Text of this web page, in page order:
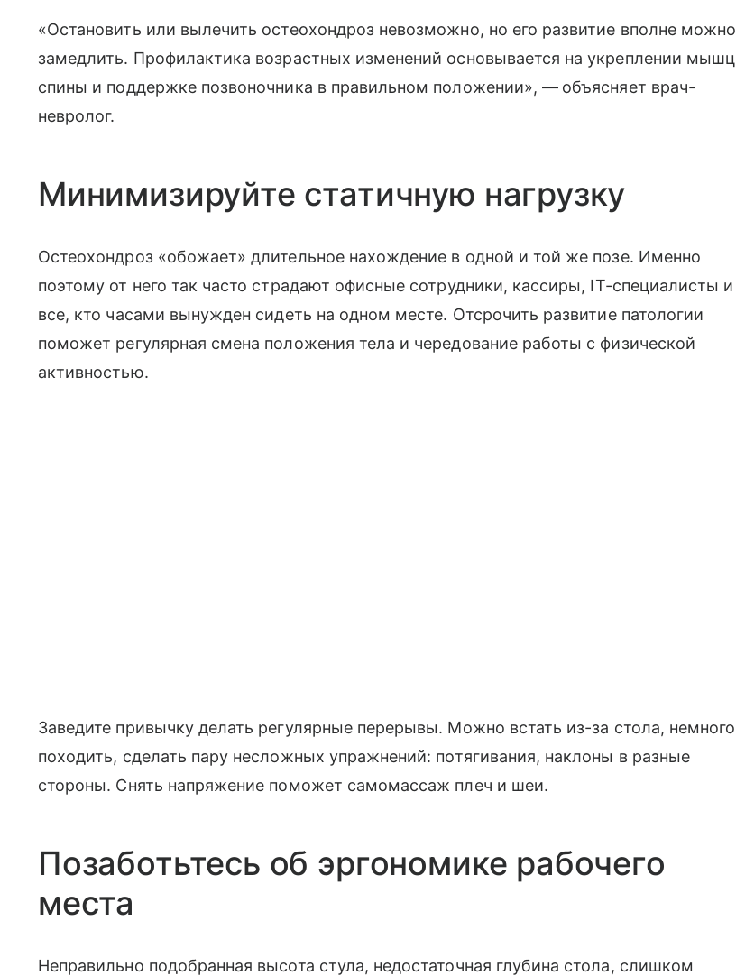
«Остановить или вылечить остеохондроз невозможно, но его развитие вполне можно
замедлить. Профилактика возрастных изменений основывается на укреплении мышц
спины и поддержке позвоночника в правильном положении», — объясняет врач-
невролог.
Минимизируйте статичную нагрузку
Остеохондроз «обожает» длительное нахождение в одной и той же позе. Именно
поэтому от него так часто страдают офисные сотрудники, кассиры, IT-специалисты и
все, кто часами вынужден сидеть на одном месте. Отсрочить развитие патологии
поможет регулярная смена положения тела и чередование работы с физической
активностью.
Заведите привычку делать регулярные перерывы. Можно встать из-за стола, немного
походить, сделать пару несложных упражнений: потягивания, наклоны в разные
стороны. Снять напряжение поможет самомассаж плеч и шеи.
Позаботьтесь об эргономике рабочего
места
Неправильно подобранная высота стула, недостаточная глубина стола, слишком